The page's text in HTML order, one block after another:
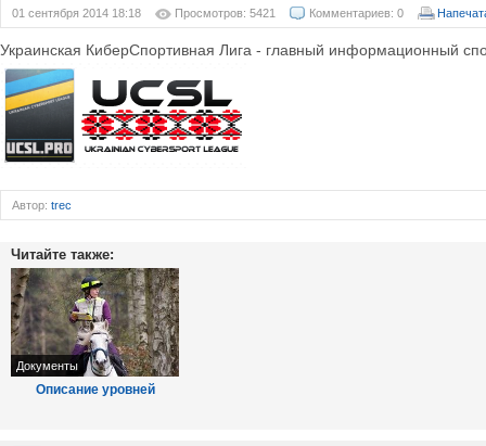
01 сентября 2014 18:18 Просмотров: 5421 Комментариев: 0
Украинская КиберСпортивная Лига - главный информационный
Автор: trec
Читайте также:
Описание уровней
Документы